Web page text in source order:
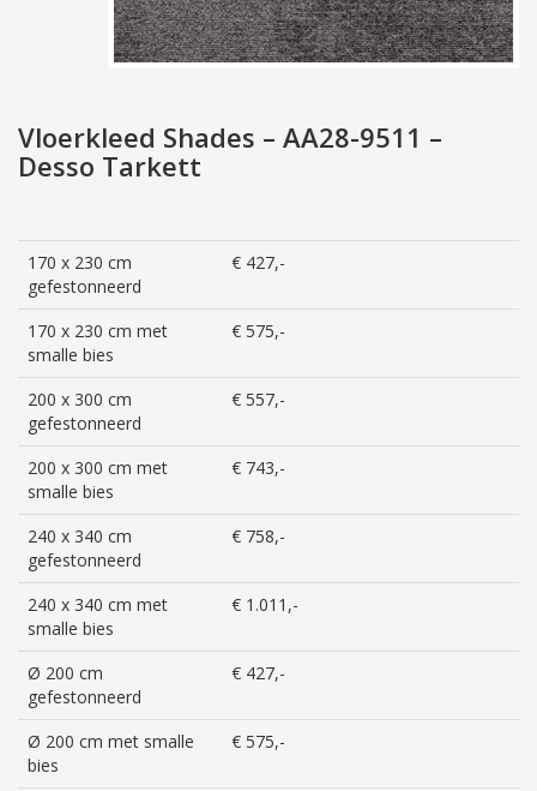
Vloerkleed Shades – AA28-9511 –
Desso Tarkett
170 x 230 cm
gefestonneerd
€ 427,-
170 x 230 cm met
smalle bies
€ 575,-
200 x 300 cm
gefestonneerd
€ 557,-
200 x 300 cm met
smalle bies
€ 743,-
240 x 340 cm
gefestonneerd
€ 758,-
240 x 340 cm met
smalle bies
€ 1.011,-
Ø 200 cm
gefestonneerd
€ 427,-
Ø 200 cm met smalle
bies
€ 575,-